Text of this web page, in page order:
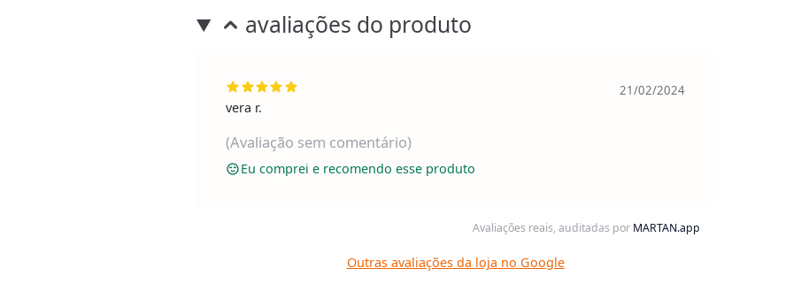
avaliações do produto
vera r.
21/02/2024
(Avaliação sem comentário)
Eu comprei e recomendo esse produto
Avaliações reais, auditadas por MARTAN.app
Outras avaliações da loja no Google